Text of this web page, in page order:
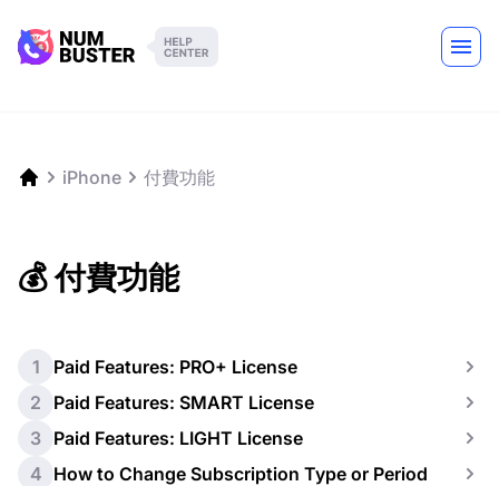
iPhone 付費功能
💰 付費功能
1
Paid Features: PRO+ License
2
Paid Features: SMART License
3 Paid Features: LIGHT License
4 How to Change Subscription Type or Period